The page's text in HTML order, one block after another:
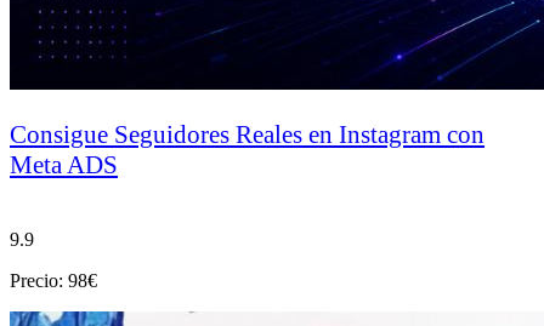
Consigue Seguidores Reales en Instagram con
Meta ADS
9.9
Precio: 98€